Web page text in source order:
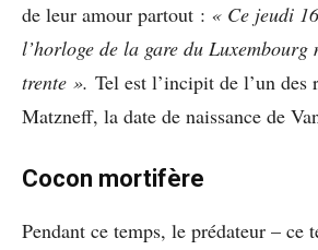
de leur amour partout : « Ce jeudi
l’horloge de la gare du
trente ». Tel est l’incipit de l’un des
Matzneff, la date de naissance de
Cocon mortifère
Pendant ce temps, le prédateur – ce